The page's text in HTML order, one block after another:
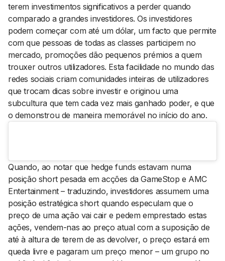
terem investimentos significativos a perder quando
comparado a grandes investidores. Os investidores
podem começar com até um dólar, um facto que permite
com que pessoas de todas as classes participem no
mercado, promoções dão pequenos prémios a quem
trouxer outros utilizadores. Esta facilidade no mundo das
redes sociais criam comunidades inteiras de utilizadores
que trocam dicas sobre investir e originou uma
subcultura que tem cada vez mais ganhado poder, e que
o demonstrou de maneira memorável no início do ano.
Quando, ao notar que hedge funds estavam numa
posição short pesada em acções da GameStop e AMC
Entertainment – traduzindo, investidores assumem uma
posição estratégica short quando especulam que o
preço de uma ação vai cair e pedem emprestado estas
ações, vendem-nas ao preço atual com a suposição de
até à altura de terem de as devolver, o preço estará em
queda livre e pagaram um preço menor – um grupo no